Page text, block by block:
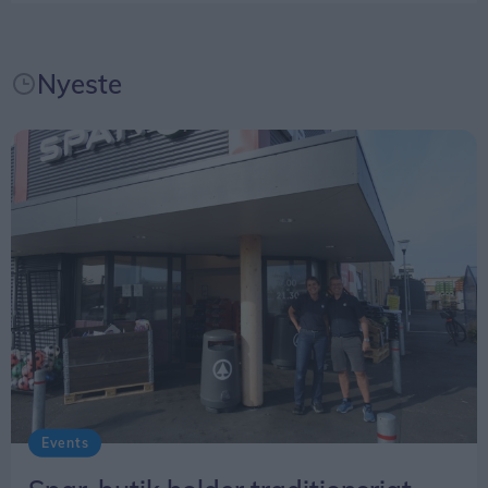
Hele overskuddet fra klovneløbet går ubeskåret til
Arrangementet starter klokken 10 lørdag 29.
august - fra butikken på Margrethevej 12 i
Hirtshals.
Nyeste
Events